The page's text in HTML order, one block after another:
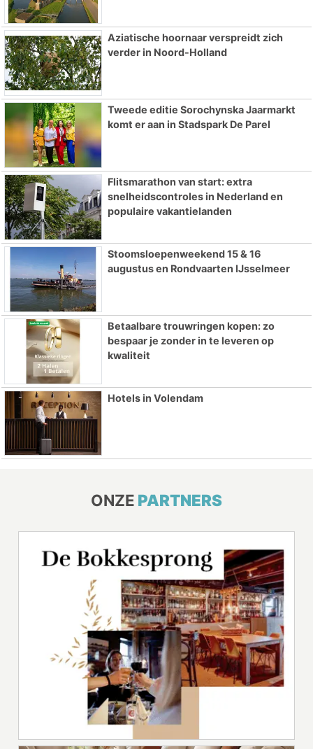
Aziatische hoornaar verspreidt zich
verder in Noord-Holland
Tweede editie Sorochynska Jaarmarkt
komt er aan in Stadspark De Parel
Flitsmarathon van start: extra
snelheidscontroles in Nederland en
populaire vakantielanden
Stoomsloepenweekend 15 & 16
augustus en Rondvaarten IJsselmeer
Betaalbare trouwringen kopen: zo
bespaar je zonder in te leveren op
kwaliteit
Hotels in Volendam
ONZE PARTNERS